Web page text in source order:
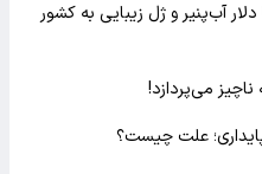
آب‌پنیر و ژل زیبایی به کشور
می‌پردازد!
علت چیست؟